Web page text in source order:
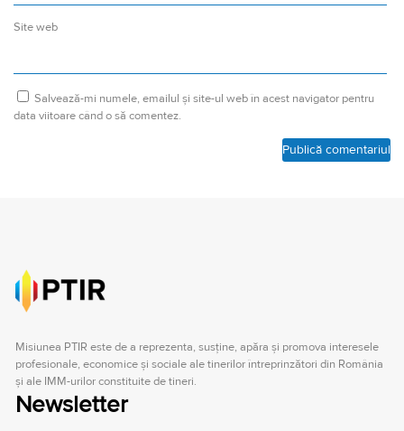
Site web
Salvează-mi numele, emailul și site-ul web în acest navigator pentru
data viitoare când o să comentez.
Misiunea PTIR este de a reprezenta, susţine, apăra şi promova interesele
profesionale, economice şi sociale ale tinerilor întreprinzători din România
şi ale IMM-urilor constituite de tineri.
Newsletter